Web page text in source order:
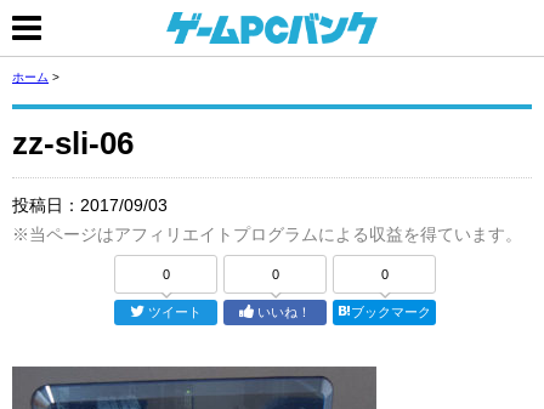
ホーム >
zz-sli-06
投稿日： 2017/09/03
※当ページはアフィリエイトプログラムによる収益を得ています。
0
ツイート
0
いいね！
0
ブックマーク